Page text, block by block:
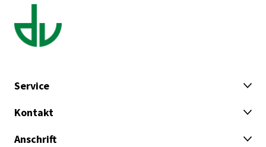
Service
Kontakt
Anschrift